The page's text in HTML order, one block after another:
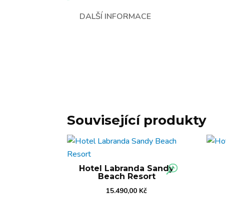
DALŠÍ INFORMACE
Související produkty
Hotel Labranda Sandy
Beach Resort
15.490,00 Kč